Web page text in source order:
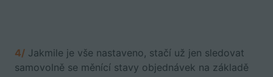
4/ Jakmile je vše nastaveno, stačí už jen sledovat
samovolně se měnící stavy objednávek na základě